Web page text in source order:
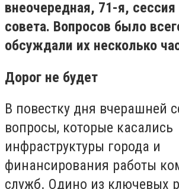
внеочередная, 71-я, сессия
совета. Вопросов было
обсуждали их несколько
Дорог не будет
В повестку дня вчерашней
вопросы, которые касались
инфраструктуры города и
финансирования работы
служб. Одино из ключевых